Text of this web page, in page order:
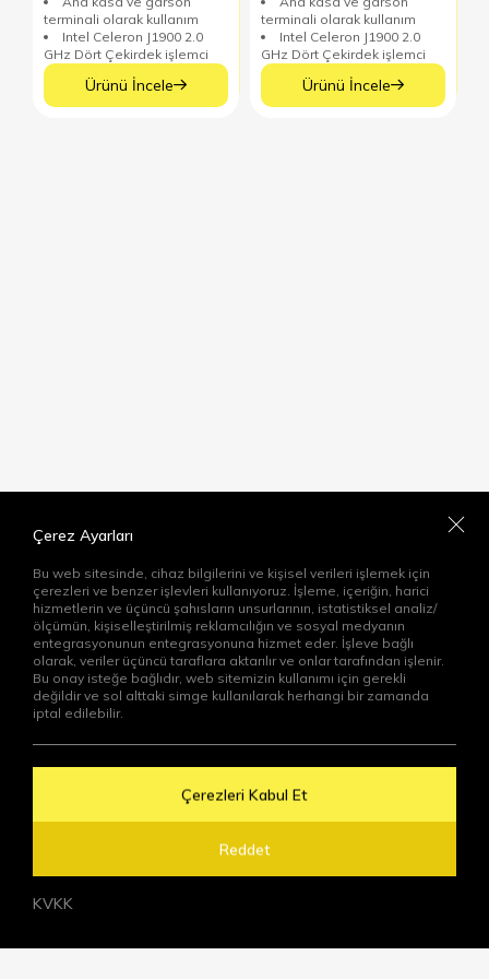
Bize Ulaşın
terminali olarak kullanım
Intel Celeron J1900 2.0
GHz Dört Çekirdek işlemci
dokunmatik Led ekran
(1024x768)
Ürünü İncele
terminali olarak kullanım
Intel Celeron J1900 2.0
GHz Dört Çekirdek işlemci
dokunmatik Led ekran
(1024x768)
Ürünü İncele
Çerez Ayarları
Bu web sitesinde, cihaz bilgilerini ve kişisel verileri işlemek için
çerezleri ve benzer işlevleri kullanıyoruz. İşleme, içeriğin, harici
hizmetlerin ve üçüncü şahısların unsurlarının, istatistiksel analiz/
ölçümün, kişiselleştirilmiş reklamcılığın ve sosyal medyanın
entegrasyonunun entegrasyonuna hizmet eder. İşleve bağlı
olarak, veriler üçüncü taraflara aktarılır ve onlar tarafından işlenir.
Bu onay isteğe bağlıdır, web sitemizin kullanımı için gerekli
değildir ve sol alttaki simge kullanılarak herhangi bir zamanda
iptal edilebilir.
Çerezleri Kabul Et
Reddet
KVKK
Aydınlatma Metni
Gönder